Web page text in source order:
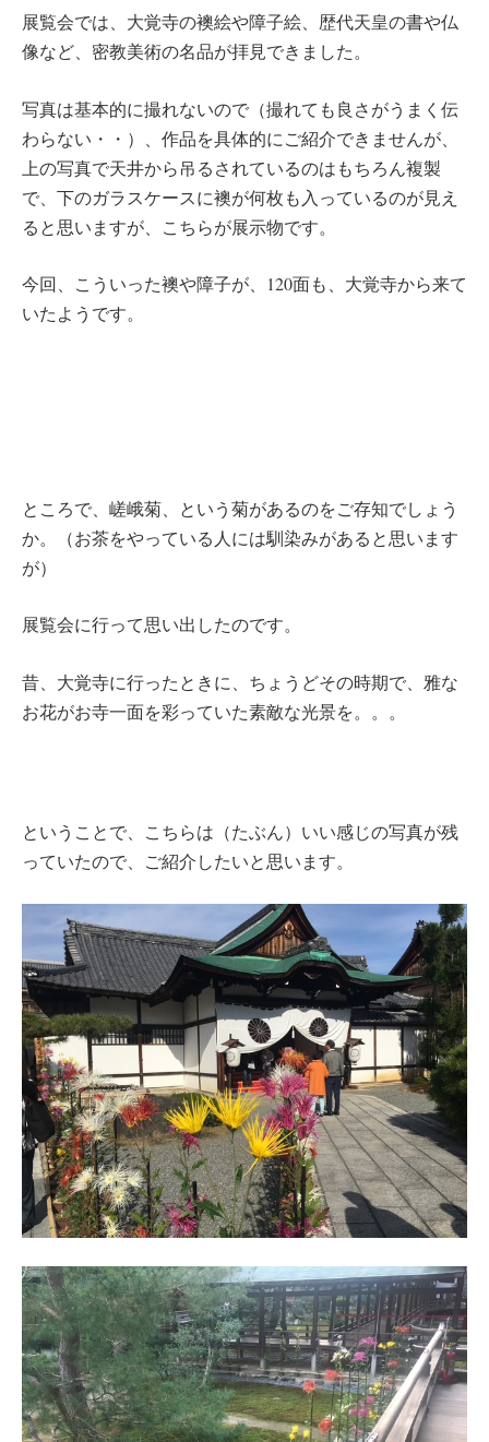
展覧会では、大覚寺の襖絵や障子絵、歴代天皇の書や仏
像など、密教美術の名品が拝見できました。
写真は基本的に撮れないので（撮れても良さがうまく伝
わらない・・）、作品を具体的にご紹介できませんが、
上の写真で天井から吊るされているのはもちろん複製
で、下のガラスケースに襖が何枚も入っているのが見え
ると思いますが、こちらが展示物です。
今回、こういった襖や障子が、120面も、大覚寺から来て
いたようです。
ところで、嵯峨菊、という菊があるのをご存知でしょう
か。（お茶をやっている人には馴染みがあると思います
が）
展覧会に行って思い出したのです。
昔、大覚寺に行ったときに、ちょうどその時期で、雅な
お花がお寺一面を彩っていた素敵な光景を。。。
ということで、こちらは（たぶん）いい感じの写真が残
っていたので、ご紹介したいと思います。